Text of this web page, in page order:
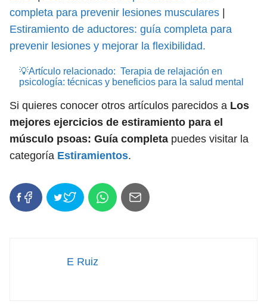
completa para prevenir lesiones musculares
Estiramiento de aductores: guía completa para
prevenir lesiones y mejorar la flexibilidad.
💡Artículo relacionado: Terapia de relajación en
psicología: técnicas y beneficios para la salud mental
Si quieres conocer otros artículos parecidos a Los
mejores ejercicios de estiramiento para el
músculo psoas: Guía completa puedes visitar la
categoría Estiramientos.
E Ruiz